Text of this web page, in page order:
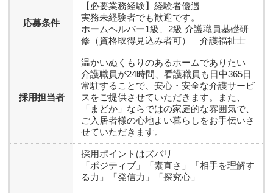
応募条件
【必要業務経験】経験者優遇
実務未経験者でも歓迎です。
ホームヘルパー1級、2級 介護職員基礎研
修（資格取得見込み者可） 介護福祉士
採用担当者
温かいぬくもりのあるホームでありたい
介護職員が24時間、看護職員も日中365日
常駐することで、安心・安全な介護サービ
スをご提供させていただきます。また、
「まどか」ならではの家庭的な雰囲気で、
ご入居者様の心地よい暮らしをお手伝いさ
せていただきます。
採用ポイントはズバリ
「ポジティブ」「素直さ」「相手を理解す
る力」「発信力」「探究心」